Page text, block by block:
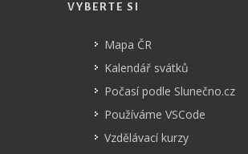
VYBERTE SI
Mapa ČR
Kalendář svátků
Počasí podle Slunečno.cz
Používáme VSCode
Vzdělávací kurzy